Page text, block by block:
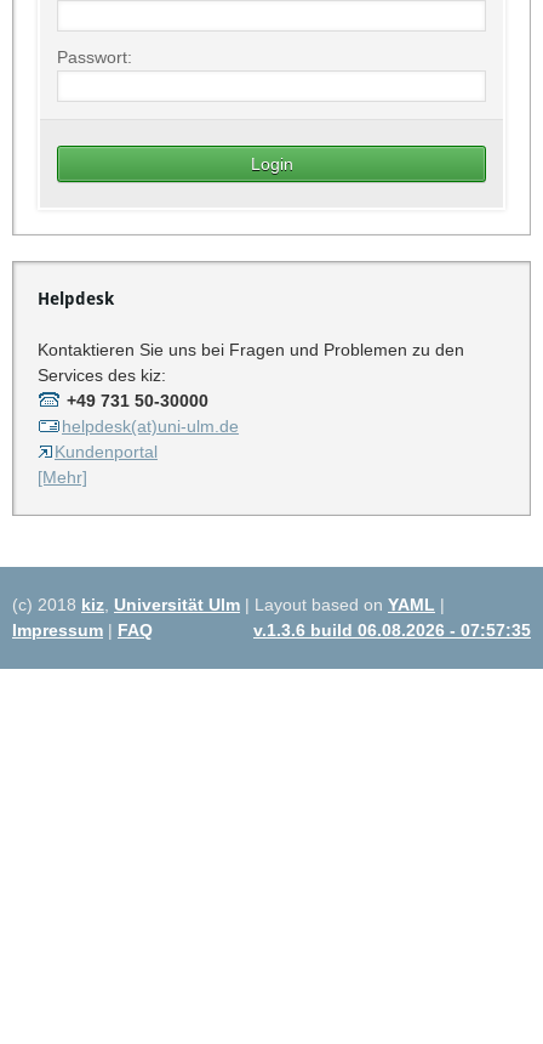
Passwort:
Helpdesk
Kontaktieren Sie uns bei Fragen und Problemen zu den
Services des kiz:
+49 731 50-30000
helpdesk(at)uni-ulm.de
Kundenportal
[Mehr]
(c) 2018 kiz Universität Ulm | Layout based on YAML |
Impressum | FAQ v.1.3.6 build 06.08.2026 - 07:57:35